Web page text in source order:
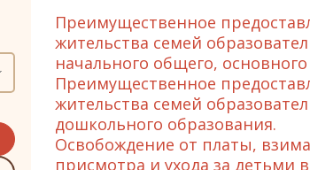
Преимущественное
жительства семей
начального общего,
Преимущественное
жительства семей
дошкольного образования.
Освобождение от платы,
присмотра и ухода за детьми